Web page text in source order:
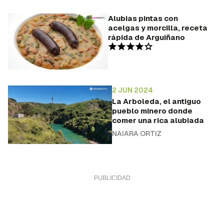
Alubias pintas con
acelgas y morcilla, receta
rápida de Arguiñano
2 JUN 2024
La Arboleda, el antiguo
pueblo minero donde
comer una rica alubiada
NAIARA ORTIZ